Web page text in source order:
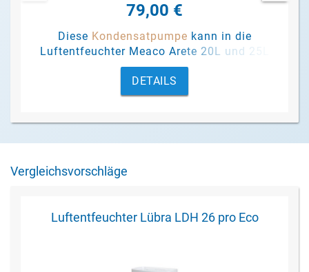
79,00 €
Diese Kondensatpumpe kann in die
Luftentfeuchter Meaco Arete 20L und 25L
eingebaut werden. Mit nur wenigen
Handgriffen und ohne Werkzeug.
DETAILS
Vergleichsvorschläge
Luftentfeuchter Lübra LDH 26 pro Eco